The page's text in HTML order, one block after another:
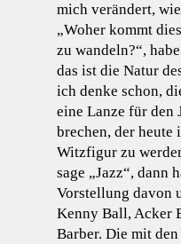
mich verändert,
„Woher kommt
zu wandeln?“,
das ist die Natur
ich denke schon,
eine Lanze für den
brechen, der heute
Witzfigur zu
sage „Jazz“, dann
Vorstellung davon
Kenny Ball, Acker
Barber. Die mit